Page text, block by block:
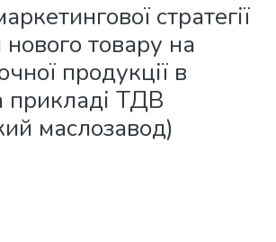
стратегії
товару на
продукції в
прикладі ТДВ
маслозавод)